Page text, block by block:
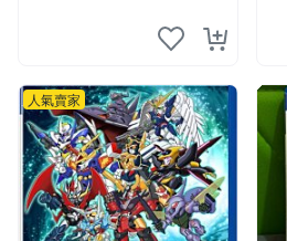
人氣賣家